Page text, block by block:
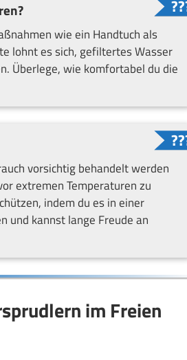
wie ein Handtuch als
lohnt es sich, gefiltertes Wasser
Überlege, wie komfortabel du die
vorsichtig behandelt werden
extremen Temperaturen zu
indem du es in einer
und kannst lange Freude an
im Freien